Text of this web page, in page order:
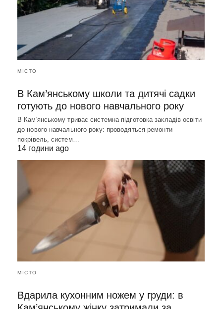
МІСТО
В Кам’янському школи та дитячі садки
готують до нового навчального року
В Кам'янському триває системна підготовка закладів освіти
до нового навчального року: проводяться ремонти
покрівель, систем…
14 години ago
МІСТО
Вдарила кухонним ножем у груди: в